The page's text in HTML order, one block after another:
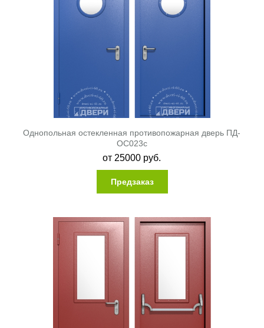
Однопольная остекленная противопожарная дверь ПД-
ОС023c
от 25000 руб.
Предзаказ